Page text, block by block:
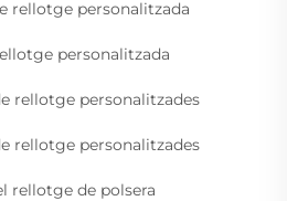
rellotge personalitzada
personalitzada
rellotge personalitzades
rellotge personalitzades
rellotge de polsera